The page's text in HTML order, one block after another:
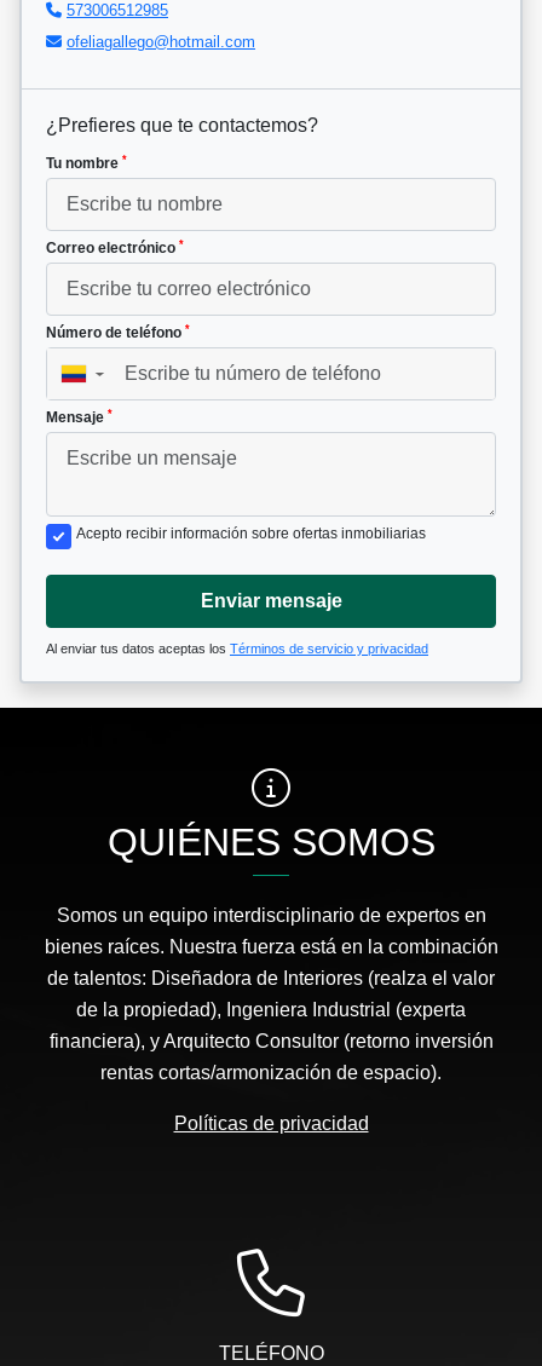
573006512985
ofeliagallego@hotmail.com
¿Prefieres que te contactemos?
Tu nombre *
Correo electrónico *
Número de teléfono *
▼
Mensaje *
Acepto recibir información sobre ofertas inmobiliarias
Enviar mensaje
Al enviar tus datos aceptas los Términos de servicio y privacidad
QUIÉNES SOMOS
Somos un equipo interdisciplinario de expertos en
bienes raíces. Nuestra fuerza está en la combinación
de talentos: Diseñadora de Interiores (realza el valor
de la propiedad), Ingeniera Industrial (experta
financiera), y Arquitecto Consultor (retorno inversión
rentas cortas/armonización de espacio).
Políticas de privacidad
TELÉFONO